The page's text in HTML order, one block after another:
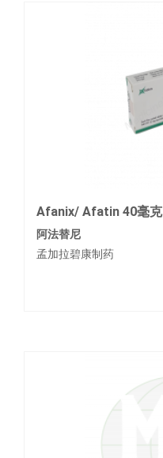
Afanix/ Afatin 40毫克
阿法替尼
孟加拉碧康制药